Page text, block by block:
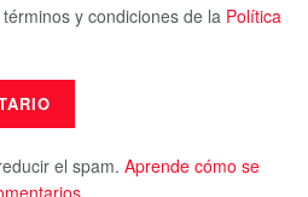
y condiciones de la Política
el spam. Aprende cómo se